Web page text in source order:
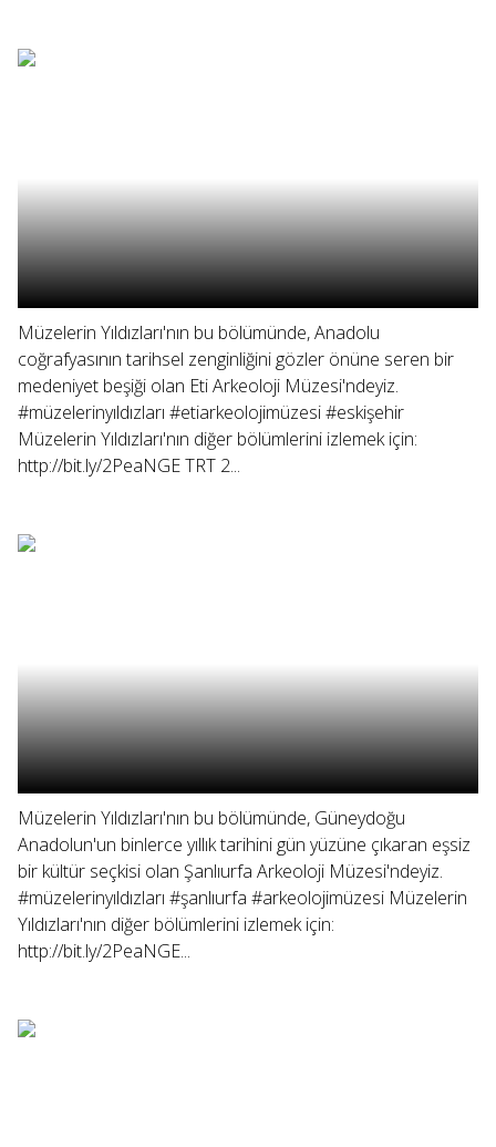
Müzelerin Yıldızları'nın bu bölümünde, Anadolu
coğrafyasının tarihsel zenginliğini gözler önüne seren bir
medeniyet beşiği olan Eti Arkeoloji Müzesi'ndeyiz.
#müzelerinyıldızları #etiarkeolojimüzesi #eskişehir
Müzelerin Yıldızları'nın diğer bölümlerini izlemek için:
http://bit.ly/2PeaNGE TRT 2...
Müzelerin Yıldızları'nın bu bölümünde, Güneydoğu
Anadolun'un binlerce yıllık tarihini gün yüzüne çıkaran eşsiz
bir kültür seçkisi olan Şanlıurfa Arkeoloji Müzesi'ndeyiz.
#müzelerinyıldızları #şanlıurfa #arkeolojimüzesi Müzelerin
Yıldızları'nın diğer bölümlerini izlemek için:
http://bit.ly/2PeaNGE...